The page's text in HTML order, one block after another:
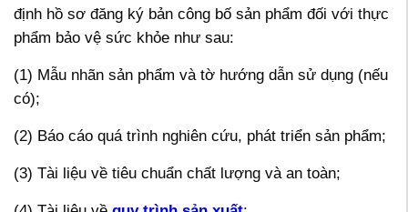
định hồ sơ đăng ký bản công bố sản phẩm đối với thực
phẩm bảo vệ sức khỏe như sau:
(1) Mẫu nhãn sản phẩm và tờ hướng dẫn sử dụng (nếu
có);
(2) Báo cáo quá trình nghiên cứu, phát triển sản phẩm;
(3) Tài liệu về tiêu chuẩn chất lượng và an toàn;